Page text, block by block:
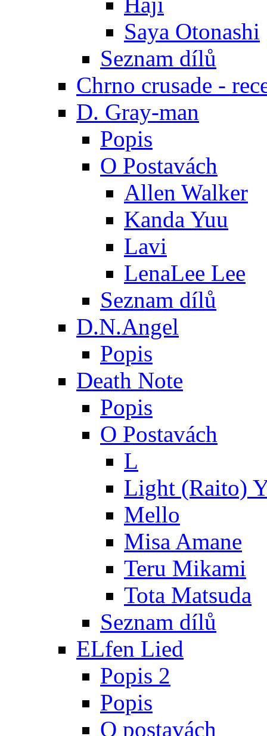
Saya Otonashi
Seznam dílů
Chrno crusade -
D. Gray-man
Popis
O Postavách
Allen Walker
Kanda Yuu
Lavi
LenaLee Lee
Seznam dílů
D.N.Angel
Popis
Death Note
Popis
O Postavách
L
Light (Raito)
Mello
Misa Amane
Teru Mikami
Tota Matsuda
Seznam dílů
ELfen Lied
Popis 2
Popis
O postavách